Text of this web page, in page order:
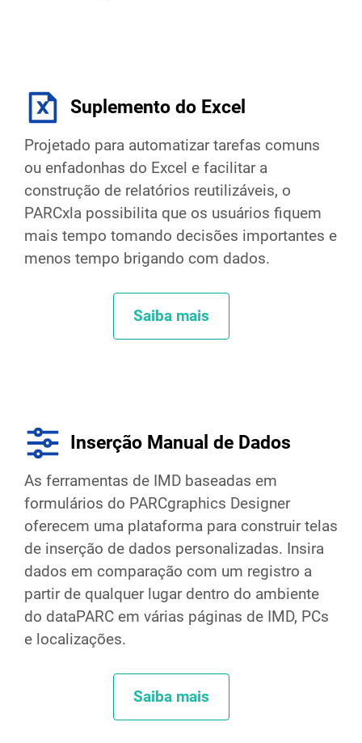
Suplemento do Excel
Projetado para automatizar tarefas comuns
ou enfadonhas do Excel e facilitar a
construção de relatórios reutilizáveis, o
PARCxla possibilita que os usuários fiquem
mais tempo tomando decisões importantes e
menos tempo brigando com dados.
Saiba mais
Inserção Manual de Dados
As ferramentas de IMD baseadas em
formulários do PARCgraphics Designer
oferecem uma plataforma para construir telas
de inserção de dados personalizadas. Insira
dados em comparação com um registro a
partir de qualquer lugar dentro do ambiente
do dataPARC em várias páginas de IMD, PCs
e localizações.
Saiba mais